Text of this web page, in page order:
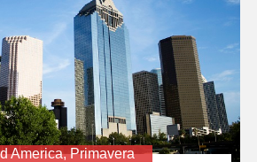
America,Primavera